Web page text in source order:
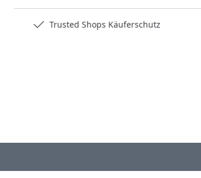
Bild anzeigen
Trusted Shops Käuferschutz